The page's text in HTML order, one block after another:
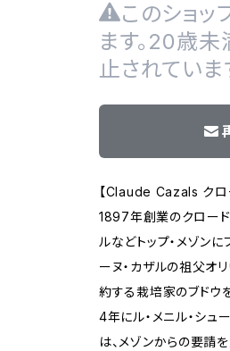
このショッ
ます。20歳
止されていま
【Claude Cazals クロ
1897年創業のクロード
ルなどトップ・メゾン
ーヌ・カザルの祖父オ
約する栽培家のブドウ
4年にル・メニル・シュ
は、メゾンからの要請